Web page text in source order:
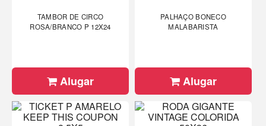
TAMBOR DE CIRCO
ROSA/BRANCO P 12X24
Alugar
PALHAÇO BONECO
MALABARISTA
Alugar